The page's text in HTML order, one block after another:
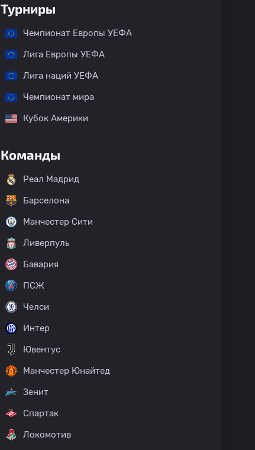
Турниры
Чемпионат Европы УЕФА
Лига Европы УЕФА
Лига наций УЕФА
Чемпионат мира
Кубок Америки
Команды
Реал Мадрид
Барселона
Манчестер Сити
Ливерпуль
Бавария
ПСЖ
Челси
Интер
Ювентус
Манчестер Юнайтед
Зенит
Спартак
Локомотив